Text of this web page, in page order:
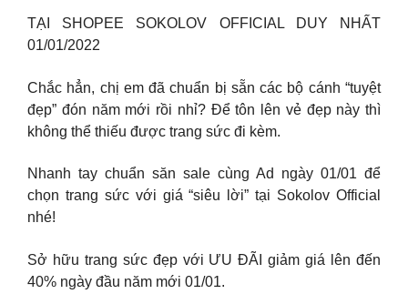
TẠI SHOPEE SOKOLOV OFFICIAL DUY NHẤT
01/01/2022
Chắc hẳn, chị em đã chuẩn bị sẵn các bộ cánh “tuyệt
đẹp” đón năm mới rồi nhỉ? Để tôn lên vẻ đẹp này thì
không thể thiếu được trang sức đi kèm.
Nhanh tay chuẩn săn sale cùng Ad ngày 01/01 để
chọn trang sức với giá “siêu lời” tại Sokolov Official
nhé!
Sở hữu trang sức đẹp với ƯU ĐÃI giảm giá lên đến
40% ngày đầu năm mới 01/01.